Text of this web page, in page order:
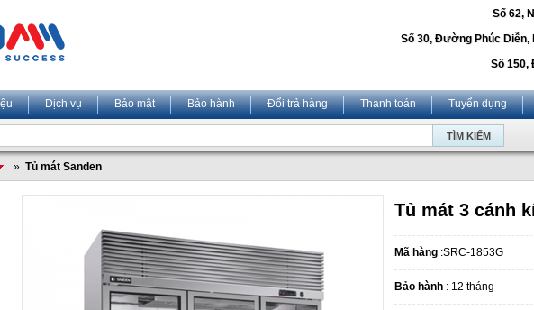
Số 62,
Số 30, Đường Phúc Diễn,
Số 150,
Dịch vụ Bảo mật Bảo hành Đổi trả hàng Thanh toán Tuyển dụng
» Tủ mát Sanden
Tủ mát 3 cánh
Mã hàng :SRC-1853G
Bảo hành : 12 tháng